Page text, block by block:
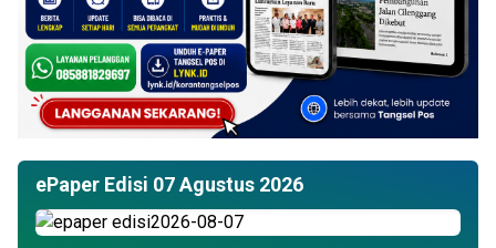
ePaper Edisi 07 Agustus 2026